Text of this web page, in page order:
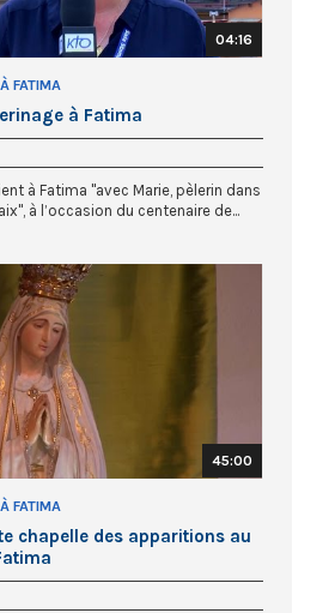
04:16
FATIMA
à Fatima
à Fatima "avec Marie, pèlerin dans
à l’occasion du centenaire de...
45:00
FATIMA
chapelle des apparitions au